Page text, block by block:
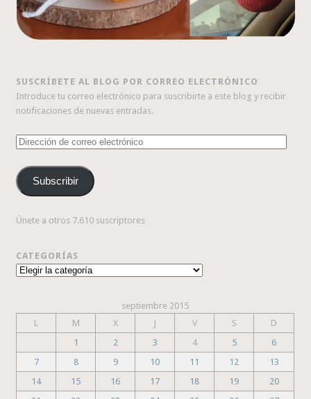
SUSCRÍBETE AL BLOG POR CORREO ELECTRÓNICO
Introduce tu correo electrónico para suscribirte a este blog y recibir
notificaciones de nuevas entradas.
Dirección
correo
electrónico
Subscribir
Únete a otros 7.610 suscriptores
CATEGORÍAS
Categorías
septiembre 2015
L
M X J V S
D
1
2 3 4 5
6
7
8 9 10 11 12
13
14
15 16 17 18 19
20